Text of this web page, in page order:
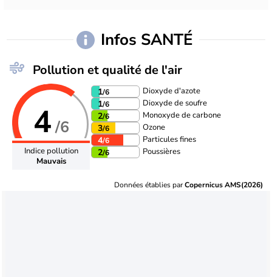
Infos SANTÉ
Pollution et qualité de l'air
4/6
Indice pollution
Mauvais
1/6 Dioxyde d'azote
1/6 Dioxyde de soufre
2/6 Monoxyde de carbone
3/6 Ozone
4/6 Particules fines
2/6 Poussières
Données établies parCopernicus AMS(2026)